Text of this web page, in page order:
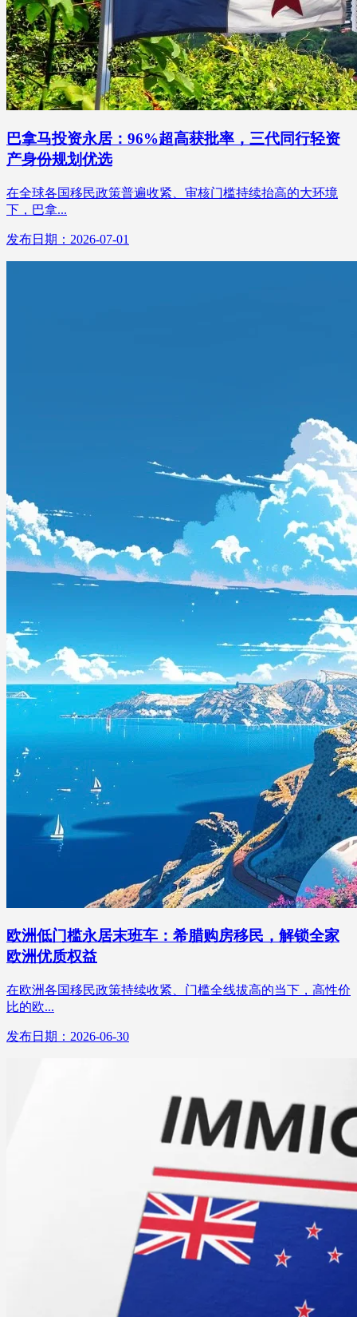
巴拿马投资永居：96%超高获批率，三代同行轻资
产身份规划优选
在全球各国移民政策普遍收紧、审核门槛持续抬高的大环境
下，巴拿...
发布日期：2026-07-01
欧洲低门槛永居末班车：希腊购房移民，解锁全家
欧洲优质权益
在欧洲各国移民政策持续收紧、门槛全线拔高的当下，高性价
比的欧...
发布日期：2026-06-30